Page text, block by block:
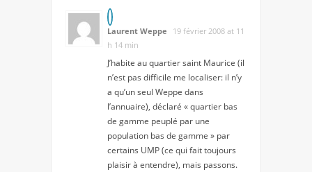
Laurent Weppe
19 février 2008 at 11
h 14 min
J’habite au quartier saint Maurice (il
n’est pas difficile me localiser: il n’y
a qu’un seul Weppe dans
l’annuaire), déclaré « quartier bas
de gamme peuplé par une
population bas de gamme » par
certains UMP (ce qui fait toujours
plaisir à entendre), mais passons.